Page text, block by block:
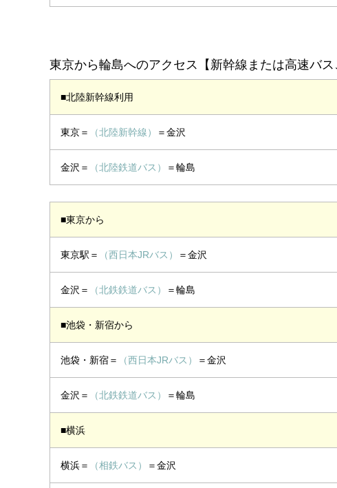
東京から輪島へのアクセス【新幹線または高速バス
■北陸新幹線利用
東京＝ （北陸新幹線） ＝金沢
金沢＝ （北陸鉄道バス） ＝輪島
■東京から
東京駅＝ （西日本JRバス） ＝金沢
金沢＝ （北鉄鉄道バス） ＝輪島
■池袋・新宿から
池袋・新宿＝ （西日本JRバス） ＝金沢
金沢＝ （北鉄鉄道バス） ＝輪島
■横浜
横浜＝ （相鉄バス） ＝金沢